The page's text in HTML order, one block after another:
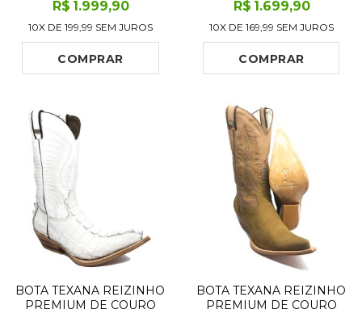
EDITION - CANO ALTO,
BICO FINO
QUADRADINHO -
SOLADO DE COURO
ARTESANAL
R$ 1.999,90
10X DE 199,99 SEM JUROS
COMPRAR
TABACO - CANO ALTO,
BICO QUADRADO -
SOLADO DE COURO
ARTESANAL INJETADO
R$ 1.699,90
10X DE 169,99 SEM JUROS
COMPRAR
BOTA TEXANA REIZINHO
PREMIUM DE COURO
BOTA TEXANA REIZINHO
PREMIUM DE COURO